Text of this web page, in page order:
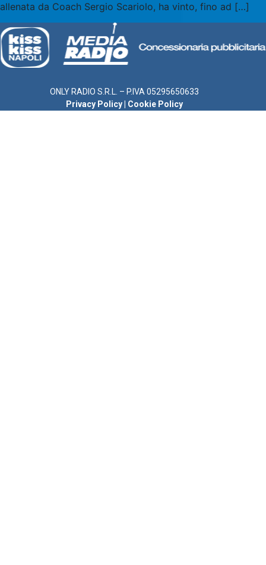
allenata da Coach Sergio Scariolo, ha vinto, fino ad […]
ONLY RADIO S.R.L. – P.IVA 05295650633
Privacy Policy
Cookie Policy